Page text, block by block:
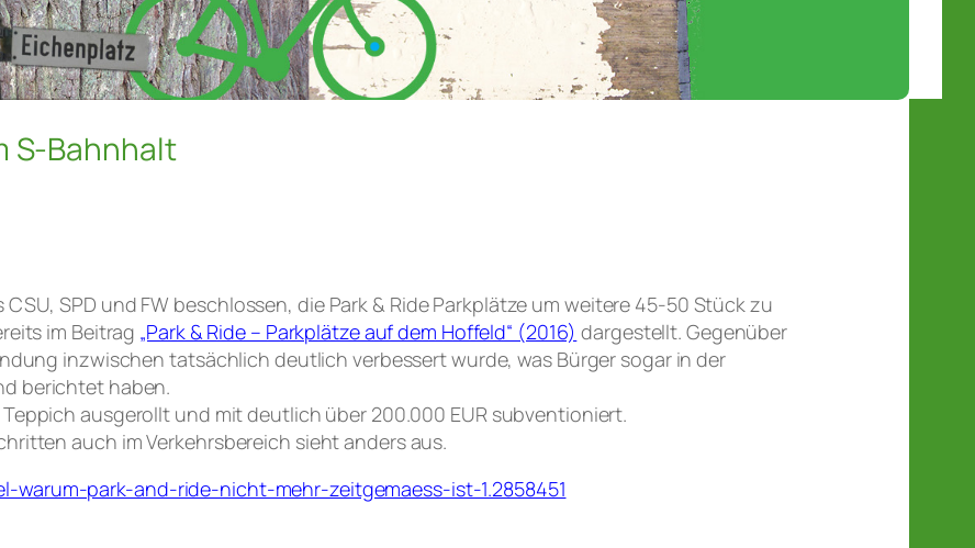
S-Bahnhalt
SPD und FW beschlossen, die Park & Ride Parkplätze um weitere 45-50 Stück zu
im Beitrag „Park & Ride – Parkplätze auf dem Hoffeld“ (2016) dargestellt. Gegenüber
inzwischen tatsächlich deutlich verbessert wurde, was Bürger sogar in der
berichtet haben.
ausgerollt und mit deutlich über 200.000 EUR subventioniert.
auch im Verkehrsbereich sieht anders aus.
park-and-ride-nicht-mehr-zeitgemaess-ist-1.2858451